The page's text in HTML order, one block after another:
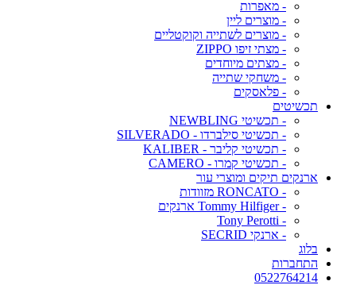
- מאפרות
- מוצרים ליין
- מוצרים לשתייה וקוקטליים
- מצתי זיפו ZIPPO
- מצתים מיוחדים
- משחקי שתייה
- פלאסקים
תכשיטים
- תכשיטי NEWBLING
- תכשיטי סילברדו - SILVERADO
- תכשיטי קליבר - KALIBER
- תכשיטי קמרו - CAMERO
ארנקים תיקים ומוצרי עור
- RONCATO מזוודות
- Tommy Hilfiger ארנקים
- Tony Perotti
- ארנקי SECRID
בלוג
התחברות
0522764214